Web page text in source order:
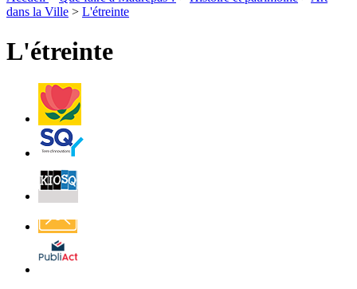
page flux
dans la Ville > L'étreinte
L'étreinte
Villes
et
Villages
Fleuris
Saint-
Quentin
Billetterie
Affichage
légal